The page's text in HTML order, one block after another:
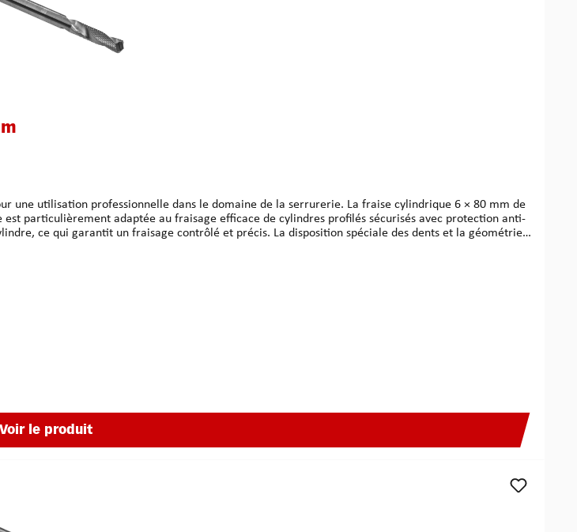
une utilisation professionnelle dans le domaine de la serrurerie. La fraise cylindrique 6 × 80 mm de
est particulièrement adaptée au fraisage efficace de cylindres profilés sécurisés avec protection anti-
à la moyenne. Il en résulte un travail plus rapide et plus régulier, tout en conservant un
Voir le produit